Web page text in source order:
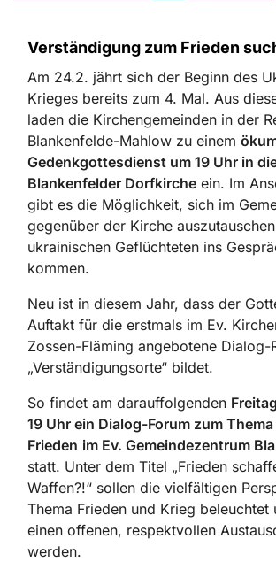
Verständigung zum Frieden
Am 24.2. jährt sich der Beginn des
Krieges bereits zum 4. Mal. Aus
laden die Kirchengemeinden in der
Blankenfelde-Mahlow zu einem
Gedenkgottesdienst um 19 Uhr in
Blankenfelder Dorfkirche ein. Im
gibt es die Möglichkeit, sich im
gegenüber der Kirche
ukrainischen Geflüchteten ins
kommen.
Neu ist in diesem Jahr, dass der
Auftakt für die erstmals im Ev.
Zossen-Fläming angebotene Dialog-
„Verständigungsorte“ bildet.
So findet am darauffolgenden
19 Uhr ein Dialog-Forum zum
Frieden im Ev. Gemeindezentrum
statt. Unter dem Titel „Frieden
Waffen?!“ sollen die vielfältigen
Thema Frieden und Krieg beleuchtet
einen offenen, respektvollen
werden.